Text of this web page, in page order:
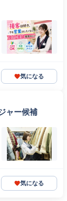
気になる
ャー候補
気になる